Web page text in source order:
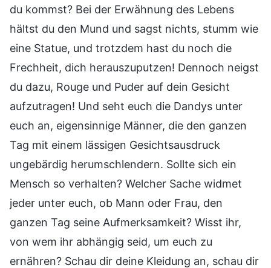
du kommst? Bei der Erwähnung des Lebens
hältst du den Mund und sagst nichts, stumm wie
eine Statue, und trotzdem hast du noch die
Frechheit, dich herauszuputzen! Dennoch neigst
du dazu, Rouge und Puder auf dein Gesicht
aufzutragen! Und seht euch die Dandys unter
euch an, eigensinnige Männer, die den ganzen
Tag mit einem lässigen Gesichtsausdruck
ungebärdig herumschlendern. Sollte sich ein
Mensch so verhalten? Welcher Sache widmet
jeder unter euch, ob Mann oder Frau, den
ganzen Tag seine Aufmerksamkeit? Wisst ihr,
von wem ihr abhängig seid, um euch zu
ernähren? Schau dir deine Kleidung an, schau dir